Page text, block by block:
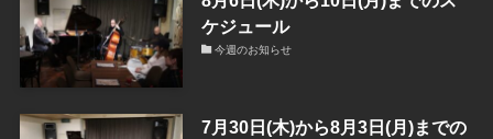
ケジュール
今週のお知らせ
7月30日(木)から8月3日(月)までの